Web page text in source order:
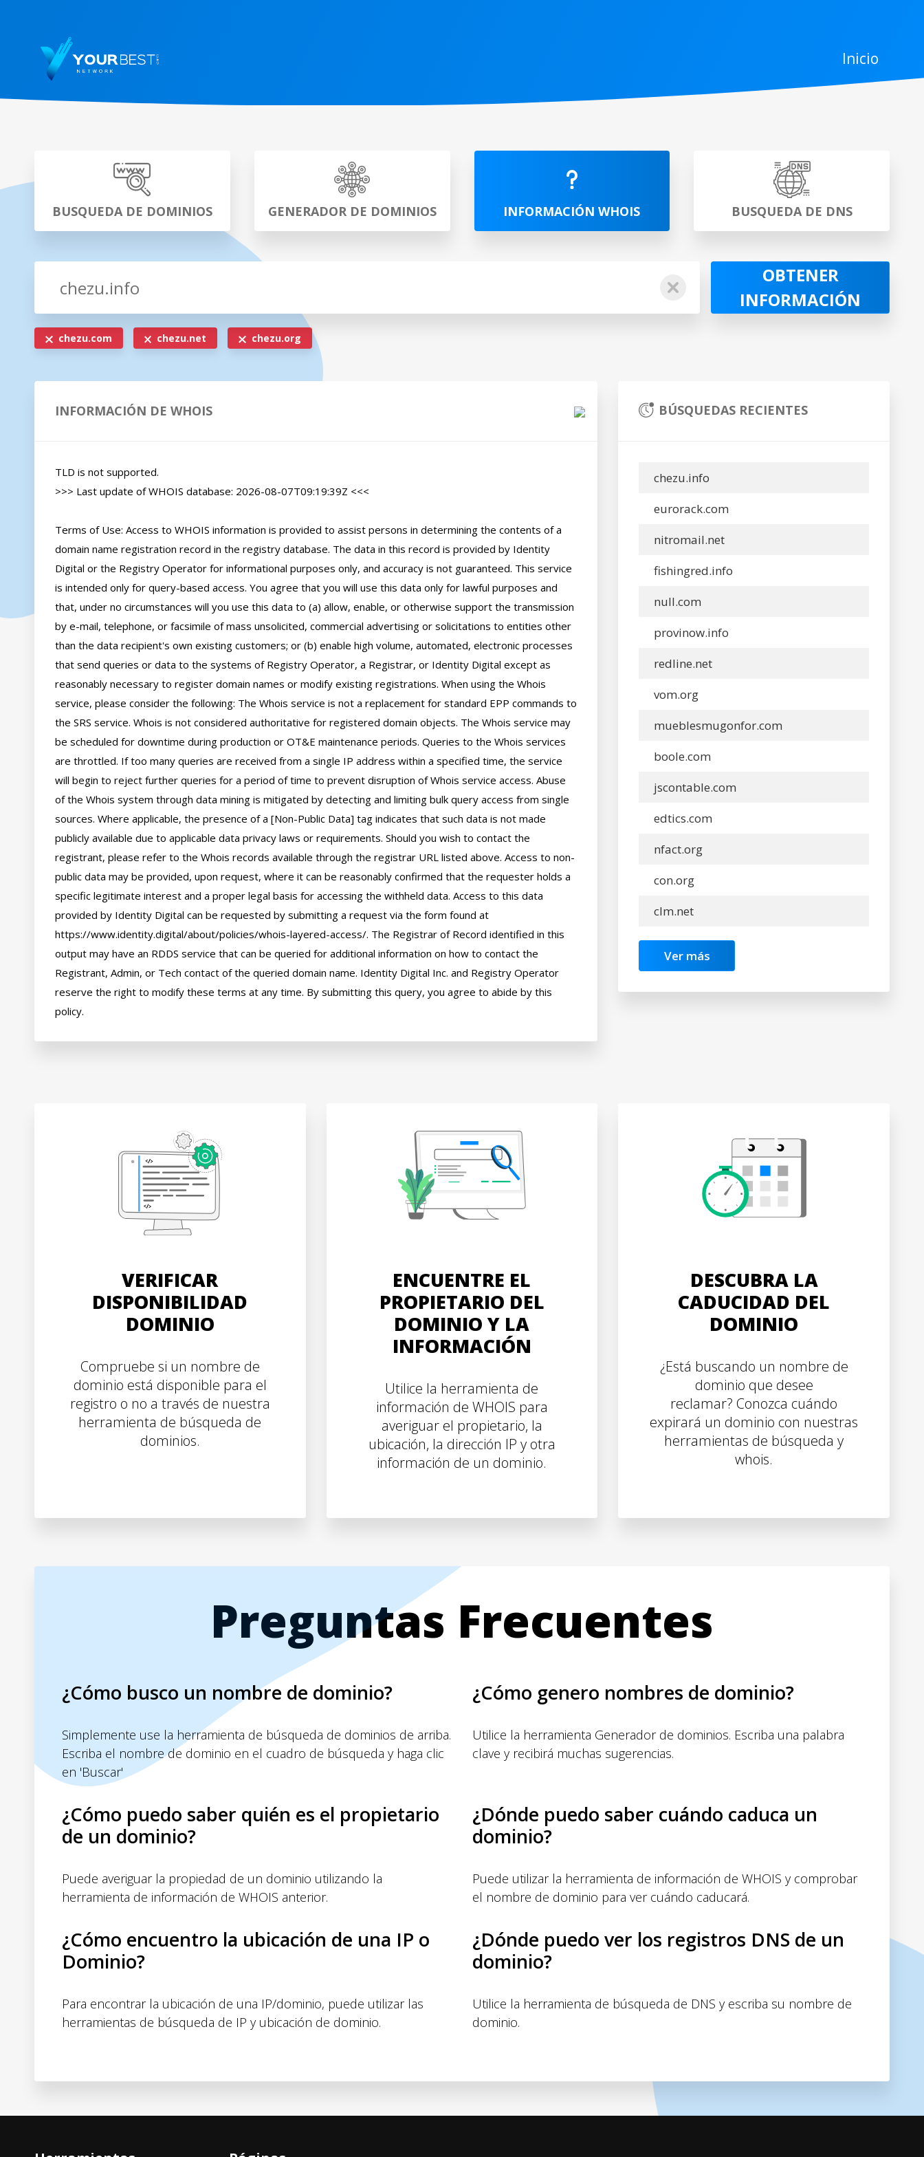
Inicio
BUSQUEDA DE DOMINIOS GENERADOR DE DOMINIOS INFORMACIÓN WHOIS BUSQUEDA DE DNS
OBTENER
INFORMACIÓN
chezu.com chezu.net chezu.org
INFORMACIÓN DE WHOIS
TLD is not supported.
>>> Last update of WHOIS database: 2026-08-07T09:19:39Z <<<
Terms of Use: Access to WHOIS information is provided to assist persons in determining the contents of a
domain name registration record in the registry database. The data in this record is provided by Identity
Digital or the Registry Operator for informational purposes only, and accuracy is not guaranteed. This service
is intended only for query-based access. You agree that you will use this data only for lawful purposes and
that, under no circumstances will you use this data to (a) allow, enable, or otherwise support the transmission
by e-mail, telephone, or facsimile of mass unsolicited, commercial advertising or solicitations to entities other
than the data recipient's own existing customers; or (b) enable high volume, automated, electronic processes
that send queries or data to the systems of Registry Operator, a Registrar, or Identity Digital except as
reasonably necessary to register domain names or modify existing registrations. When using the Whois
service, please consider the following: The Whois service is not a replacement for standard EPP commands to
the SRS service. Whois is not considered authoritative for registered domain objects. The Whois service may
be scheduled for downtime during production or OT&E maintenance periods. Queries to the Whois services
are throttled. If too many queries are received from a single IP address within a specified time, the service
will begin to reject further queries for a period of time to prevent disruption of Whois service access. Abuse
of the Whois system through data mining is mitigated by detecting and limiting bulk query access from single
sources. Where applicable, the presence of a [Non-Public Data] tag indicates that such data is not made
publicly available due to applicable data privacy laws or requirements. Should you wish to contact the
registrant, please refer to the Whois records available through the registrar URL listed above. Access to non-
public data may be provided, upon request, where it can be reasonably confirmed that the requester holds a
specific legitimate interest and a proper legal basis for accessing the withheld data. Access to this data
provided by Identity Digital can be requested by submitting a request via the form found at
https://www.identity.digital/about/policies/whois-layered-access/. The Registrar of Record identified in this
output may have an RDDS service that can be queried for additional information on how to contact the
Registrant, Admin, or Tech contact of the queried domain name. Identity Digital Inc. and Registry Operator
reserve the right to modify these terms at any time. By submitting this query, you agree to abide by this
BÚSQUEDAS RECIENTES
chezu.info
eurorack.com
nitromail.net
fishingred.info
null.com
provinow.info
redline.net
vom.org
mueblesmugonfor.com
boole.com
jscontable.com
edtics.com
nfact.org
con.org
clm.net
Ver más
VERIFICAR
DISPONIBILIDAD
DOMINIO
Compruebe si un nombre de
dominio está disponible para el
registro o no a través de nuestra
herramienta de búsqueda de
dominios.
ENCUENTRE EL
PROPIETARIO DEL
DOMINIO Y LA
INFORMACIÓN
Utilice la herramienta de
información de WHOIS para
averiguar el propietario, la
ubicación, la dirección IP y otra
información de un dominio.
DESCUBRA LA
CADUCIDAD DEL
DOMINIO
¿Está buscando un nombre de
dominio que desee
reclamar? Conozca cuándo
expirará un dominio con nuestras
herramientas de búsqueda y
whois.
Preguntas Frecuentes
¿Cómo busco un nombre de dominio?
Simplemente use la herramienta de búsqueda de dominios de arriba.
Escriba el nombre de dominio en el cuadro de búsqueda y haga clic
en 'Buscar'
¿Cómo genero nombres de dominio?
Utilice la herramienta Generador de dominios. Escriba una palabra
clave y recibirá muchas sugerencias.
¿Cómo puedo saber quién es el propietario
de un dominio?
Puede averiguar la propiedad de un dominio utilizando la
herramienta de información de WHOIS anterior.
¿Dónde puedo saber cuándo caduca un
dominio?
Puede utilizar la herramienta de información de WHOIS y comprobar
el nombre de dominio para ver cuándo caducará.
¿Cómo encuentro la ubicación de una IP o
Dominio?
Para encontrar la ubicación de una IP/dominio, puede utilizar las
herramientas de búsqueda de IP y ubicación de dominio.
¿Dónde puedo ver los registros DNS de un
dominio?
Utilice la herramienta de búsqueda de DNS y escriba su nombre de
dominio.